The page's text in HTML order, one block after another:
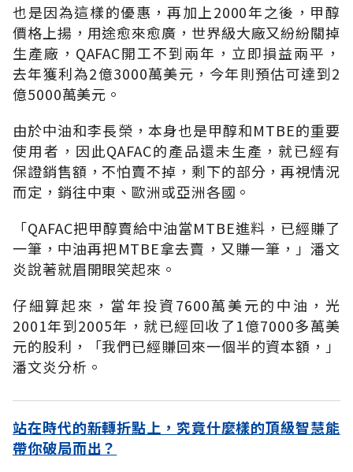
也是因為這樣的優惠，再加上2000年之後，甲醇
價格上揚，用途愈來愈廣，世界級大廠又紛紛關掉
生產廠，QAFAC開工不到兩年，立即損益兩平，
去年獲利為2億3000萬美元，今年則預估可達到2
億5000萬美元。
由於中油和李長榮，本身也是甲醇和MTBE的重要
使用者，因此QAFAC的產品還未生產，就已經有
保證銷售額，不怕賣不掉，剩下的部分，再視情況
而定，銷往中東、歐洲或亞洲各國。
「QAFAC把甲醇賣給中油當MTBE進料，已經賺了
一筆，中油再把MTBE拿去賣，又賺一筆，」潘文
炎說著就眉開眼笑起來。
仔細算起來，當年投資7600萬美元的中油，光
2001年到2005年，就已經回收了1億7000多萬美
元的股利，「我們已經賺回來一個半的資本額，」
潘文炎分析。
站在時代的新轉折點上，究竟什麼樣的頂級智慧能
帶你破局而出？